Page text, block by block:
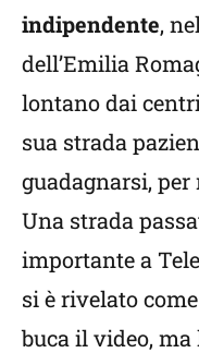
indipendente,
dell’Emilia
lontano dai
sua strada
guadagnarsi, per
Una strada
importante a
si è rivelato
buca il video, ma